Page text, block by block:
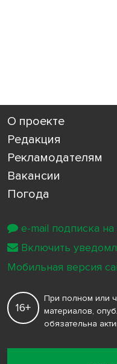
О проекте
Редакция
Рекламодателям
Вакансии
Погода
16+
При полном или
материалов,
обязательна
e-mail подписка на
Включить
Мобильная версия